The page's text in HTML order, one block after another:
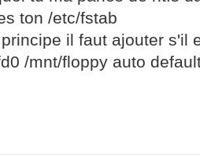
ton /etc/fstab
il faut ajouter s'il
/mnt/floppy auto